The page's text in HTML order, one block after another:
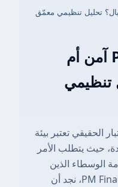
هل PM Financials آمن أم
تنظيمي
الحقيقي تعتبر بيئة
حيث يتطلب الأمر
الوسطاء الذين
يتعاملون معهم. في حالة PM Financials، نجد أن